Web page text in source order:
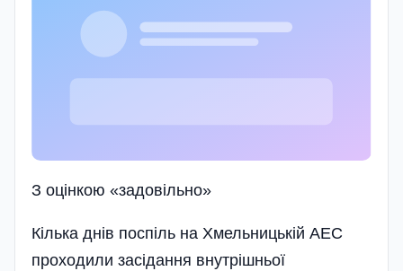
З оцiнкою «задовiльно»
Кілька днів поспіль на Хмельницькій АЕС
проходили засідання внутрішньої